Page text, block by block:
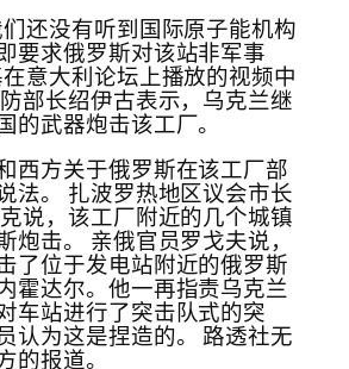
还没有听到国际原子能机构
要求俄罗斯对该站非军事
意大利论坛上播放的视频中
部长绍伊古表示，乌克兰继
的武器炮击该工厂。
西方关于俄罗斯在该工厂部
法。 扎波罗热地区议会市长
说，该工厂附近的几个城镇
炮击。 亲俄官员罗戈夫说，
了位于发电站附近的俄罗斯
霍达尔。他一再指责乌克兰
车站进行了突击队式的突
认为这是捏造的。 路透社无
的报道。